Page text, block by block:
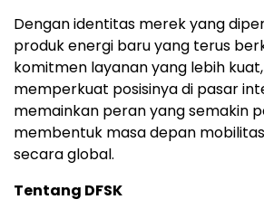
Dengan identitas merek yang
produk energi baru yang terus
komitmen layanan yang lebih kuat,
memperkuat posisinya di pasar
memainkan peran yang semakin
membentuk masa depan
secara global.
Tentang DFSK